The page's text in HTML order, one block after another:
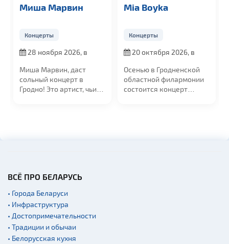
Миша Марвин
Концерты
28 ноября 2026, в
Миша Марвин, даст
сольный концерт в
Гродно! Это артист, чьи
Mia Boyka
Концерты
20 октября 2026, в
Осенью в Гродненской
областной филармонии
состоится концерт
ВСЁ ПРО БЕЛАРУСЬ
• Города Беларуси
• Инфраструктура
• Достопримечательности
• Традиции и обычаи
• Белорусская кухня